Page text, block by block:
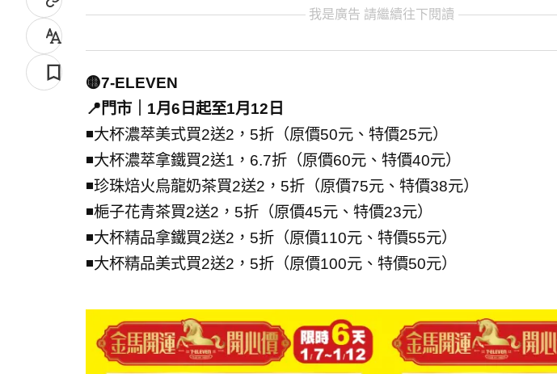
我是廣告 請繼續往下閱讀
🟡7-ELEVEN
📍門市｜1月6日起至1月12日
◾大杯濃萃美式買2送2，5折（原價50元、特價25元）
◾大杯濃萃拿鐵買2送1，6.7折（原價60元、特價40元）
◾珍珠焙火烏龍奶茶買2送2，5折（原價75元、特價38元）
◾梔子花青茶買2送2，5折（原價45元、特價23元）
◾大杯精品拿鐵買2送2，5折（原價110元、特價55元）
◾大杯精品美式買2送2，5折（原價100元、特價50元）